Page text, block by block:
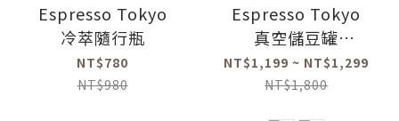
Espresso Tokyo
冷萃隨行瓶
NT$780
NT$980
Espresso Tokyo
真空儲豆罐
(1000ml/1700ml)
NT$1,199 ~ NT$1,299
NT$1,800